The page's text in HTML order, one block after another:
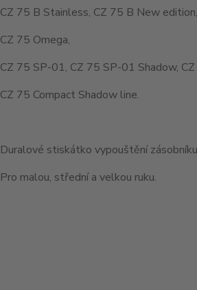
CZ 75 B Stainless, CZ 75 B New edition,
CZ 75 Omega,
CZ 75 SP-01, CZ 75 SP-01 Shadow,
CZ 75 Compact Shadow line.
Duralové stiskátko vypouštění
Pro malou, střední a velkou ruku.